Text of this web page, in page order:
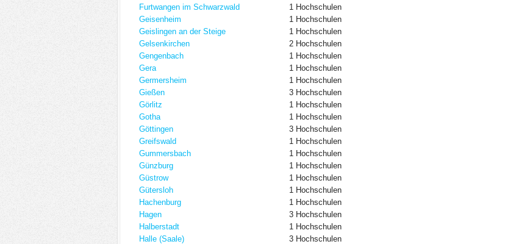
Furtwangen im Schwarzwald
1 Hochschulen
Geisenheim
1 Hochschulen
Geislingen an der Steige
1 Hochschulen
Gelsenkirchen
2 Hochschulen
Gengenbach
1 Hochschulen
Gera
1 Hochschulen
Germersheim
1 Hochschulen
Gießen
3 Hochschulen
Görlitz
1 Hochschulen
Gotha
1 Hochschulen
Göttingen
3 Hochschulen
Greifswald
1 Hochschulen
Gummersbach
1 Hochschulen
Günzburg
1 Hochschulen
Güstrow
1 Hochschulen
Gütersloh
1 Hochschulen
Hachenburg
1 Hochschulen
Hagen
3 Hochschulen
Halberstadt
1 Hochschulen
Halle (Saale)
3 Hochschulen